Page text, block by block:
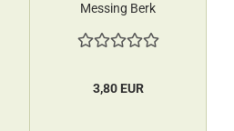
Messing Berk
3,80 EUR